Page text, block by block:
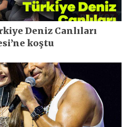
Deniz Canlıları
koştu